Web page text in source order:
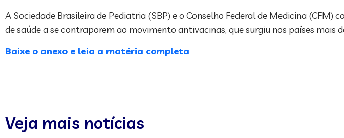
A Sociedade Brasileira de Pediatria (SBP) e o Conselho Federal de Medicina
de saúde a se contraporem ao movimento antivacinas, que surgiu nos países mais
Baixe o anexo e leia a matéria completa
Veja mais notícias